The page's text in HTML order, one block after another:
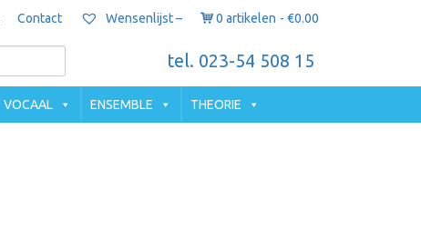
Contact Wensenlijst – 0 artikelen €0.00
tel. 023-54 508 15
VOCAAL ENSEMBLE THEORIE